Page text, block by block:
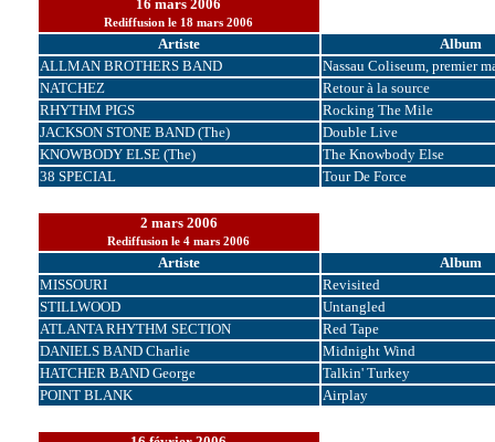
16 mars 2006
Rediffusion le 18 mars 2006
Artiste
Album
ALLMAN BROTHERS BAND
Nassau Coliseum, premier
NATCHEZ
Retour à la source
RHYTHM PIGS
Rocking The Mile
JACKSON STONE BAND (The)
Double Live
KNOWBODY ELSE (The)
The Knowbody Else
38 SPECIAL
Tour De Force
2 mars 2006
Rediffusion le 4 mars 2006
Artiste
Album
MISSOURI
Revisited
STILLWOOD
Untangled
ATLANTA RHYTHM SECTION
Red Tape
DANIELS BAND Charlie
Midnight Wind
HATCHER BAND George
Talkin' Turkey
POINT BLANK
Airplay